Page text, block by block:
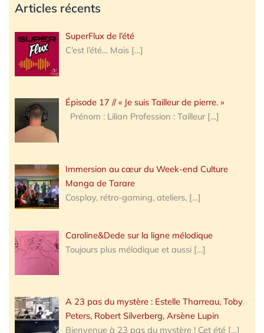
Articles récents
SuperFlux de l’été
C’est l’été… Mais […]
Épisode 17 // « Je suis Tailleur de pierre. »
Prénom : Lilian Profession : Tailleur […]
Immersion au cœur du Week-end Culture
Manga de Tarare
Cosplay, rétro-gaming, ateliers, […]
Caroline&Dede sur la ligne mélodique
Toujours plus mélodique et aussi […]
A 23 pas du mystère : Estelle Tharreau, Toby
Peters, Robert Silverberg, Arsène Lupin
Bienvenue à 23 pas du mystère ! Cet été […]